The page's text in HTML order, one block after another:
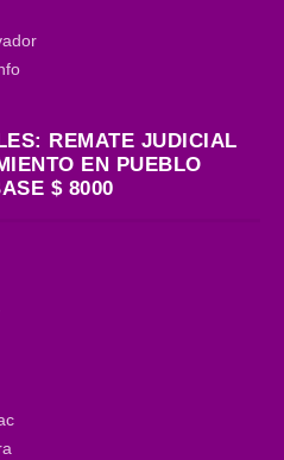
REMATE JUDICIAL
EN PUEBLO
$ 8000